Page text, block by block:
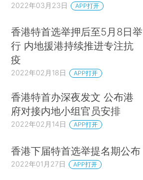
2022年03月23日 APP打开
香港特首选举押后至5月8日举
行 内地援港持续推进专注抗
疫
2022年02月18日 APP打开
香港特首办深夜发文 公布港
府对接内地小组官员安排
2022年02月14日 APP打开
香港下届特首选举提名期公布
2022年01月27日 APP打开